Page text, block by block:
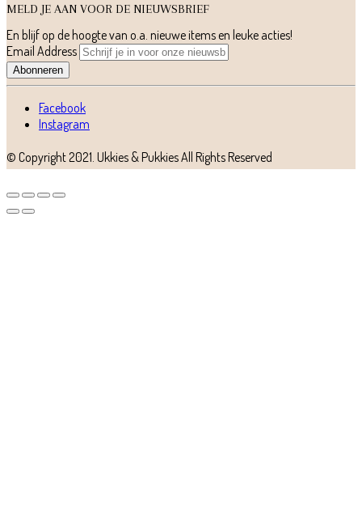
MELD JE AAN VOOR DE NIEUWSBRIEF
En blijf op de hoogte van o.a. nieuwe items en leuke acties!
Email Address
Abonneren
Facebook
Instagram
© Copyright 2021. Ukkies & PukkiesAll Rights Reserved